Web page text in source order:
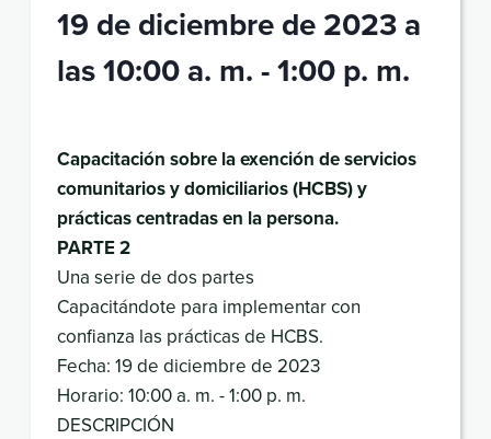
19 de diciembre de 2023 a
las 10:00 a. m. -1:00 p. m.
Capacitación sobre la exención de servicios
comunitarios y domiciliarios (HCBS) y
prácticas centradas en la persona.
PARTE 2
Una serie de dos partes
Capacitándote para implementar con
confianza las prácticas de HCBS.
Fecha: 19 de diciembre de 2023
Horario: 10:00 a. m. - 1:00 p. m.
DESCRIPCIÓN